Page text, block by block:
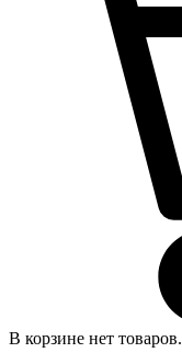
В корзине нет товаров.